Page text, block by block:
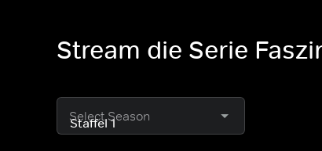
Stream die Serie
Select Season